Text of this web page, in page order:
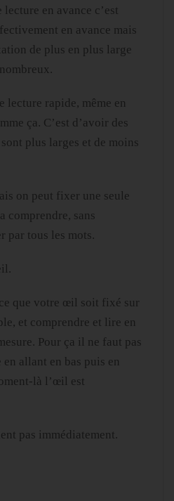
lecture en avance c’est
en avance mais
de plus en plus large
lecture rapide, même en
ça. C’est d’avoir des
plus larges et de moins
on peut fixer une seule
comprendre, sans
par tous les mots.
que votre œil soit fixé sur
et comprendre et lire en
Pour ça il ne faut pas
allant en bas puis en
là l’œil est
pas immédiatement.